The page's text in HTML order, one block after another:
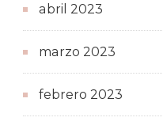
abril 2023
marzo 2023
febrero 2023